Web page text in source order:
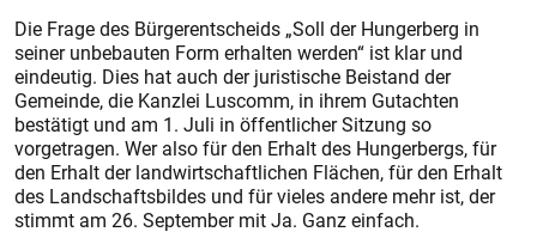
Die Frage des Bürgerentscheids „Soll der Hungerberg in
seiner unbebauten Form erhalten werden“ ist klar und
eindeutig. Dies hat auch der juristische Beistand der
Gemeinde, die Kanzlei Luscomm, in ihrem Gutachten
bestätigt und am 1. Juli in öffentlicher Sitzung so
vorgetragen. Wer also für den Erhalt des Hungerbergs, für
den Erhalt der landwirtschaftlichen Flächen, für den Erhalt
des Landschaftsbildes und für vieles andere mehr ist, der
stimmt am 26. September mit Ja. Ganz einfach.